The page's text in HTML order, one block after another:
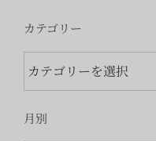
カテゴリー
カ
テ
ゴ
月別